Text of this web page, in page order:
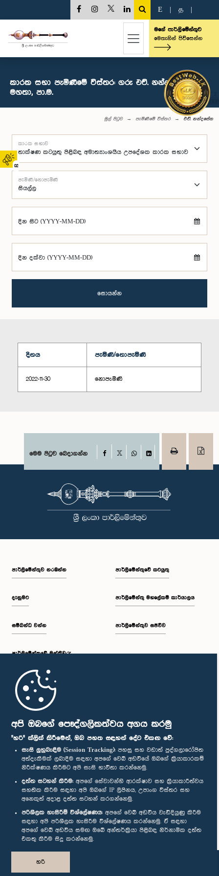
අපි ඔබගේ පෞද්ගලිකත්වය අගය කරමු
"හරි" ක්ලික් කිරීමෙන්, ඔබ පහත සඳහන් දේට එකඟ වේ:
සැසි ලුහුබැඳීම (Session Tracking): පහසු සහ වඩාත් පුද්ගලාරෝපිත
අත්දැකීමක් ලබාදීම සඳහා අපගේ වෙබ් අඩවියේ ඔබගේ ක්‍රියාකාරකම්
නිරීක්ෂණය කිරීමට අපි සැසි භාවිතා කරන්නෙමු.
දත්ත සටහන් කිරීම: අපගේ සේවාවන්හි ආරක්ෂාව සහ ක්‍රියාකාරීත්වය
සහතික කිරීම සඳහා අපි ඔබගේ IP ලිපිනය, උපාංග විස්තර සහ
අනෙකුත් අදාළ දත්ත සටහන් කරගන්නෙමු.
පරිශීලක හැසිරීම් විශ්ලේෂණය: අපගේ වෙබ් අඩවිය වැඩිදියුණු කිරීම
සඳහා අපි පරිශීලක හැසිරීම විශ්ලේෂණය කරන්නෙමු. ඒ සඳහා
අපගේ වෙබ් අඩවිය සමඟ ඔබේ අන්තර්ක්‍රියා පිළිබඳ නිර්නාමික දත්ත
එකතු කිරීම සිදු කරන්නෙමු.
හරි
02
E த
මගේ පාර්ලිමේන්තුව
මෙතැනින් පිවිසෙන්න
කාරක සභා පැමිණීමේ විස්තර: ගරු එච්. නන්දසේන
මහතා, පා.ම.
මුල් පිටුව පැමිණීමේ විස්තර එච්. නන්දසේන
කාරක සභාව
පැමිණි/නොපැමිණි
දින සිට (YYYY-MM-DD)
දින දක්වා (YYYY-MM-DD)
සොයන්න
දිනය පැමිණි/නොපැමිණි
2022-11-30 නොපැමිණි
මෙම පිටුව බෙදාගන්න Facebook
WhatsAppLinkedIn
පාර්ලි‌මේන්තුව නරඹන්න
දැනුමට
සම්බන්ධ වන්න
පාර්ලි‌මේන්තුවේ මන්ත්‍රීවරු
මුල් පිටුව
පාර්ලිමේන්තුවේ කටයුතු
පාර්ලිමේන්තු මහලේකම් කාර්යාලය
පාර්ලිමේන්තුව සජීවීව
පාර්ලිමේන්තු ජංගම යෙදුම
අප හා සම්බන්ධ වී සිටින්න :
සම්මාන
පෞද්ගලිකත්ව ප්‍රතිපත්තිය